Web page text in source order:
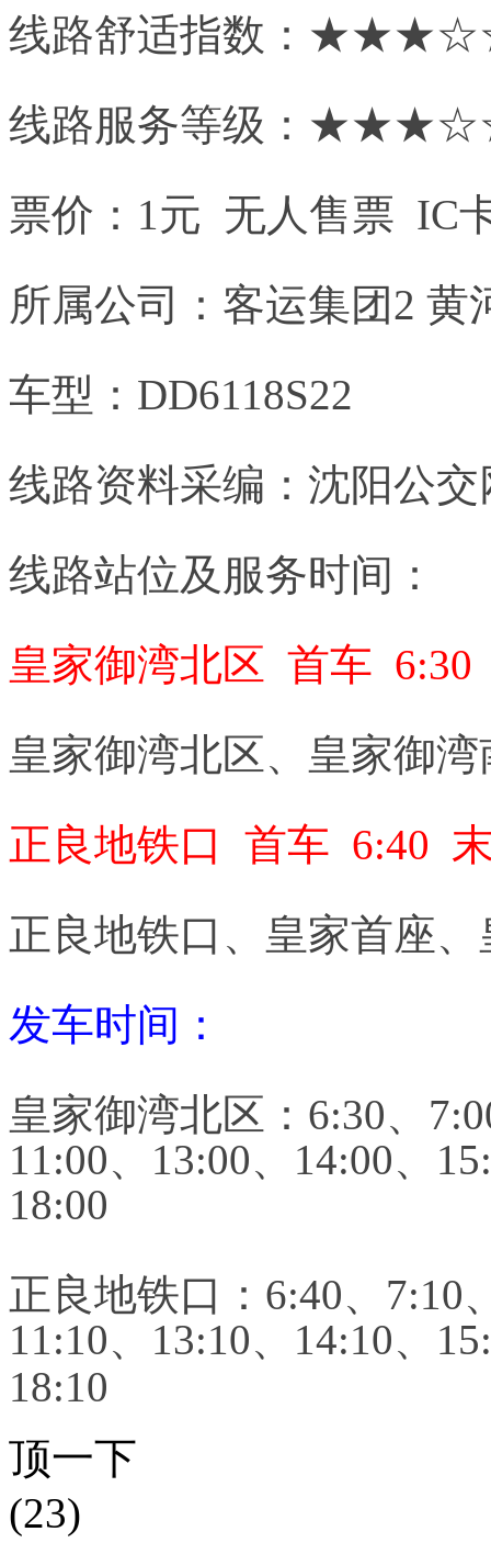
线路舒适指数：
线路服务等级：
票价：1元 无人售票 IC
所属公司：客运集团2 黄
车型：DD6118S22
线路资料采编：沈阳公交
线路站位及服务时间：
皇家御湾北区 首车
皇家御湾北区、皇家御
正良地铁口 首车 6:40
正良地铁口、皇家首座
发车时间：
皇家御湾北区：6:30、
11:00、13:00、14:00、
18:00
正良地铁口：6:40、7:10
11:10、13:10、14:10、
18:10
顶一下
(23)